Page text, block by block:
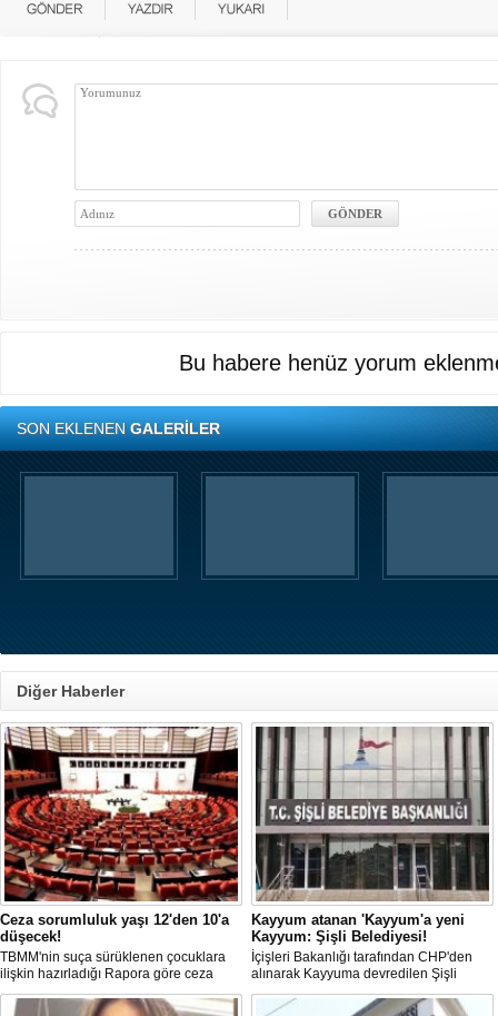
Bu habere henüz yorum
SON EKLENENGALERİLER
Diğer Haberler
Ceza sorumluluk yaşı 12'den 10'a
düşecek!
TBMM'nin suça sürüklenen çocuklara
ilişkin hazırladığı Rapora göre ceza
sorumluluğu yaşının; 12'den 10'a
düşürülmesi planlanıyor.
Kayyum atanan 'Kayyum'a yeni
Kayyum: Şişli Belediyesi!
İçişleri Bakanlığı tarafından CHP'den
alınarak Kayyuma devredilen Şişli
Belediyesinde bir hafta içinde 2. kez
Kayyum değişti.